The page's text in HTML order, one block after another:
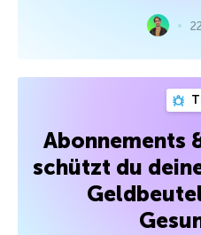
Abonnements
schützt du